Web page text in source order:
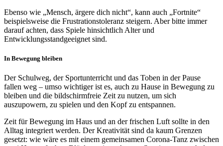
Ebenso wie „Mensch, ärgere dich nicht“, kann auch „Fortnite“
beispielsweise die Frustrationstoleranz steigern. Aber bitte immer
darauf achten, dass Spiele hinsichtlich Alter und
Entwicklungsstandgeeignet sind.
In Bewegung bleiben
Der Schulweg, der Sportunterricht und das Toben in der Pause
fallen weg – umso wichtiger ist es, auch zu Hause in Bewegung zu
bleiben und die bildschirmfreie Zeit zu nutzen, um sich
auszupowern, zu spielen und den Kopf zu entspannen.
Zeit für Bewegung im Haus und an der frischen Luft sollte in den
Alltag integriert werden. Der Kreativität sind da kaum Grenzen
gesetzt: wie wäre es mit einem gemeinsamen Corona-Tanz zwischen